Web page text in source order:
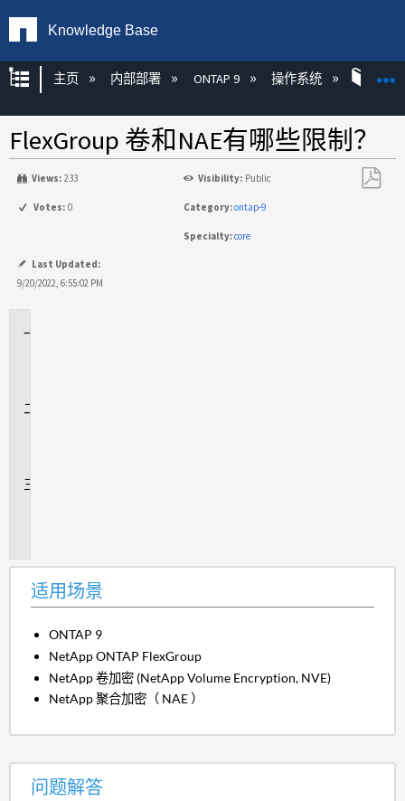
Knowledge Base
扩展/隐缩全局层次
主页 内部部署 ONTAP 9 操作系统
FlexGroup 卷和NAE有哪些限制？
Views: 233 Visibility: Public
Votes: 0 Category:ontap-9
Specialty:core
Last Updated:
9/20/2022, 6:55:02 PM
适用场景
ONTAP 9
NetApp ONTAP FlexGroup
NetApp 卷加密 (NetApp Volume Encryption, NVE)
NetApp 聚合加密（ NAE ）
问题解答